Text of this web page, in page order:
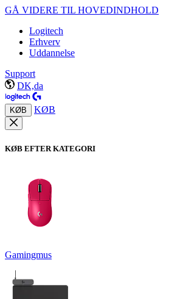
GÅ VIDERE TIL HOVEDINDHOLD
Logitech
Erhverv
Uddannelse
Support
DK,da
KØB KØB
KØB EFTER KATEGORI
Gamingmus